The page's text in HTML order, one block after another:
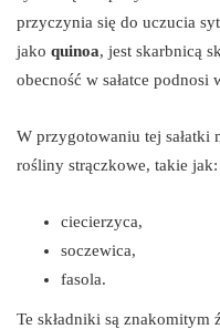
przyczynia się do uczucia
jako quinoa, jest skarbnicą
obecność w sałatce podnosi
W przygotowaniu tej sałatki
rośliny strączkowe, takie jak:
ciecierzyca,
soczewica,
fasola.
Te składniki są znakomitym